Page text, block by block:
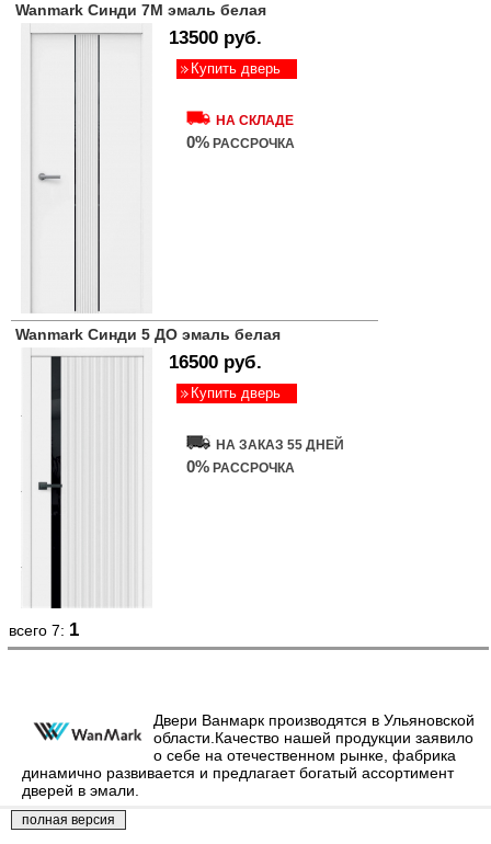
Wanmark Синди 7М эмаль белая
13500 руб.
Купить дверь
НА СКЛАДЕ
0% РАССРОЧКА
Wanmark Синди 5 ДО эмаль белая
16500 руб.
Купить дверь
НА ЗАКАЗ 55 ДНЕЙ
0% РАССРОЧКА
всего 7: 1
Двери Ванмарк производятся в Ульяновской
области.Качество нашей продукции заявило
о себе на отечественном рынке, фабрика
динамично развивается и предлагает богатый ассортимент
дверей в эмали.